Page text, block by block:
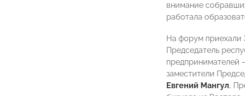
внимание
работала
На форум приехали
Председатель
предпринимателей
заместители
Евгений Мангул,